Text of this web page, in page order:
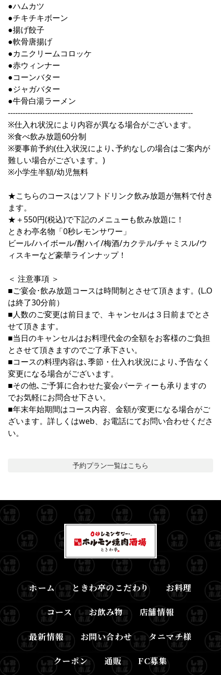
●ハムカツ
●チキチキボーン
●揚げ餃子
●軟骨唐揚げ
●カニクリームコロッケ
●赤ウィンナー
●コーンバター
●ジャガバター
●牛骨白湯ラーメン
---------------------------------------------------------------------------
※仕入れ状況により内容が異なる場合がございます。
※食べ飲み放題60分制
※要事前予約(仕入状況により､予約なしの場合はご案内が
難しい場合がございます。)
※小学生半額/幼児無料
★こちらのコースはソフトドリンク飲み放題が無料で付き
ます。
★＋550円(税込)で下記のメニューも飲み放題に！
ときわ亭名物「0秒レモンサワー」
ビール/ハイボール/酎ハイ/梅酒/カクテル/チャミスル/ウ
ィスキーなど豪華ラインナップ！
＜ 注意事項 ＞
■ご宴会･飲み放題コースは時間制とさせて頂きます。(L.O
は終了30分前）
■人数のご変更は前日まで、キャンセルは３日前までとさ
せて頂きます。
■当日のキャンセルはお料理代金の全額をお客様のご負担
とさせて頂きますのでご了承下さい。
■コースの料理内容は､季節・仕入れ状況により､予告なく
変更になる場合がございます。
■その他､ご予算に合わせた宴会パーティーも承りますの
でお気軽にお問合せ下さい。
■年末年始期間はコース内容、金額が変更になる場合がご
ざいます。詳しくはweb、お電話にてお問い合わせくださ
い。
予約プラン一覧はこちら
ホーム ときわ亭のこだわり お料理
コース お飲み物 店舗情報
最新情報 お問い合わせ タニマチ様
クーポン 通販 FC募集